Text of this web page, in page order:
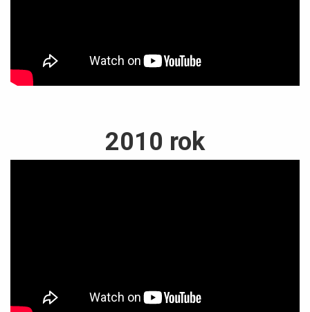
2010 rok